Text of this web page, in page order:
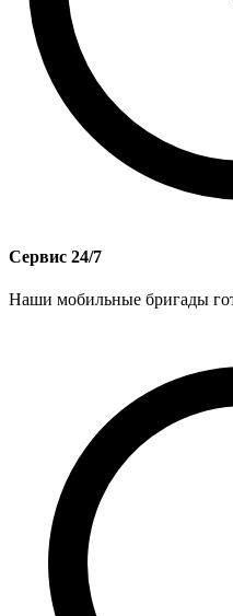
Сервис 24/7
Наши мобильные бригады